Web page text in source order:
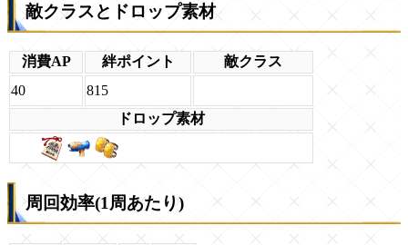
敵クラスとドロップ素材
消費AP 絆ポイント
敵クラス
40
815
ドロップ素材
周回効率(1周あたり)